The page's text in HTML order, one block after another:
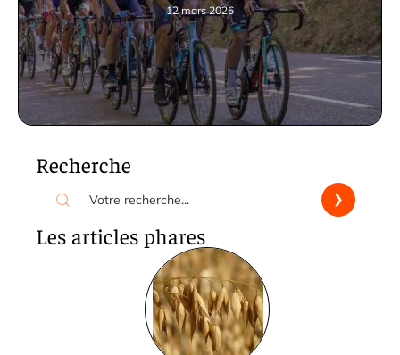
12 mars 2026
Recherche
Les articles phares